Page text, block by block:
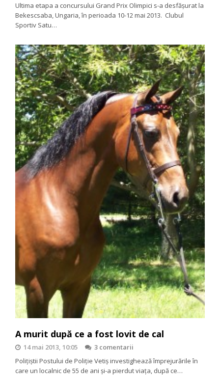
Ultima etapa a concursului Grand Prix Olimpici s-a desfășurat la
Bekescsaba, Ungaria, în perioada 10-12 mai 2013. Clubul
Sportiv Satu…
A murit după ce a fost lovit de cal
14 mai 2013, 10:05
3 comentarii
Poliţiştii Postului de Poliţie Vetiş investighează împrejurările în
care un localnic de 55 de ani şi-a pierdut viaţa, după ce…